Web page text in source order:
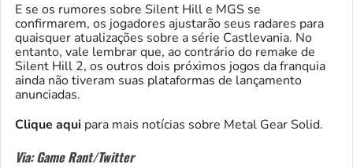
E se os rumores sobre Silent Hill e MGS se
confirmarem, os jogadores ajustarão seus radares para
quaisquer atualizações sobre a série Castlevania. No
entanto, vale lembrar que, ao contrário do remake de
Silent Hill 2, os outros dois próximos jogos da franquia
ainda não tiveram suas plataformas de lançamento
anunciadas.
Clique aqui para mais notícias sobre Metal Gear Solid.
Via: Game Rant/Twitter